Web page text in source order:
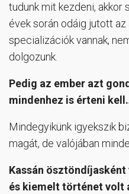
tudunk mit kezdeni, akkor
évek során odáig jutott
specializációk vannak,
dolgozunk.
Pedig az ember azt
mindenhez is érteni
Mindegyikünk igyekszik
magát, de valójában
Kassán
és kiemelt történet volt